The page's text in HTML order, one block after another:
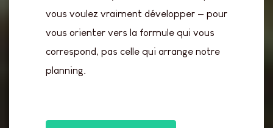
vous voulez vraiment développer — pour
vous orienter vers la formule qui vous
correspond, pas celle qui arrange notre
planning.